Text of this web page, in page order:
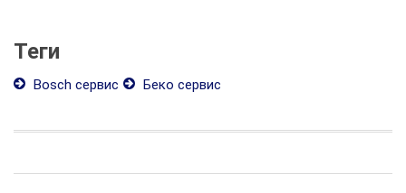
Теги
Bosch сервис Беко сервис